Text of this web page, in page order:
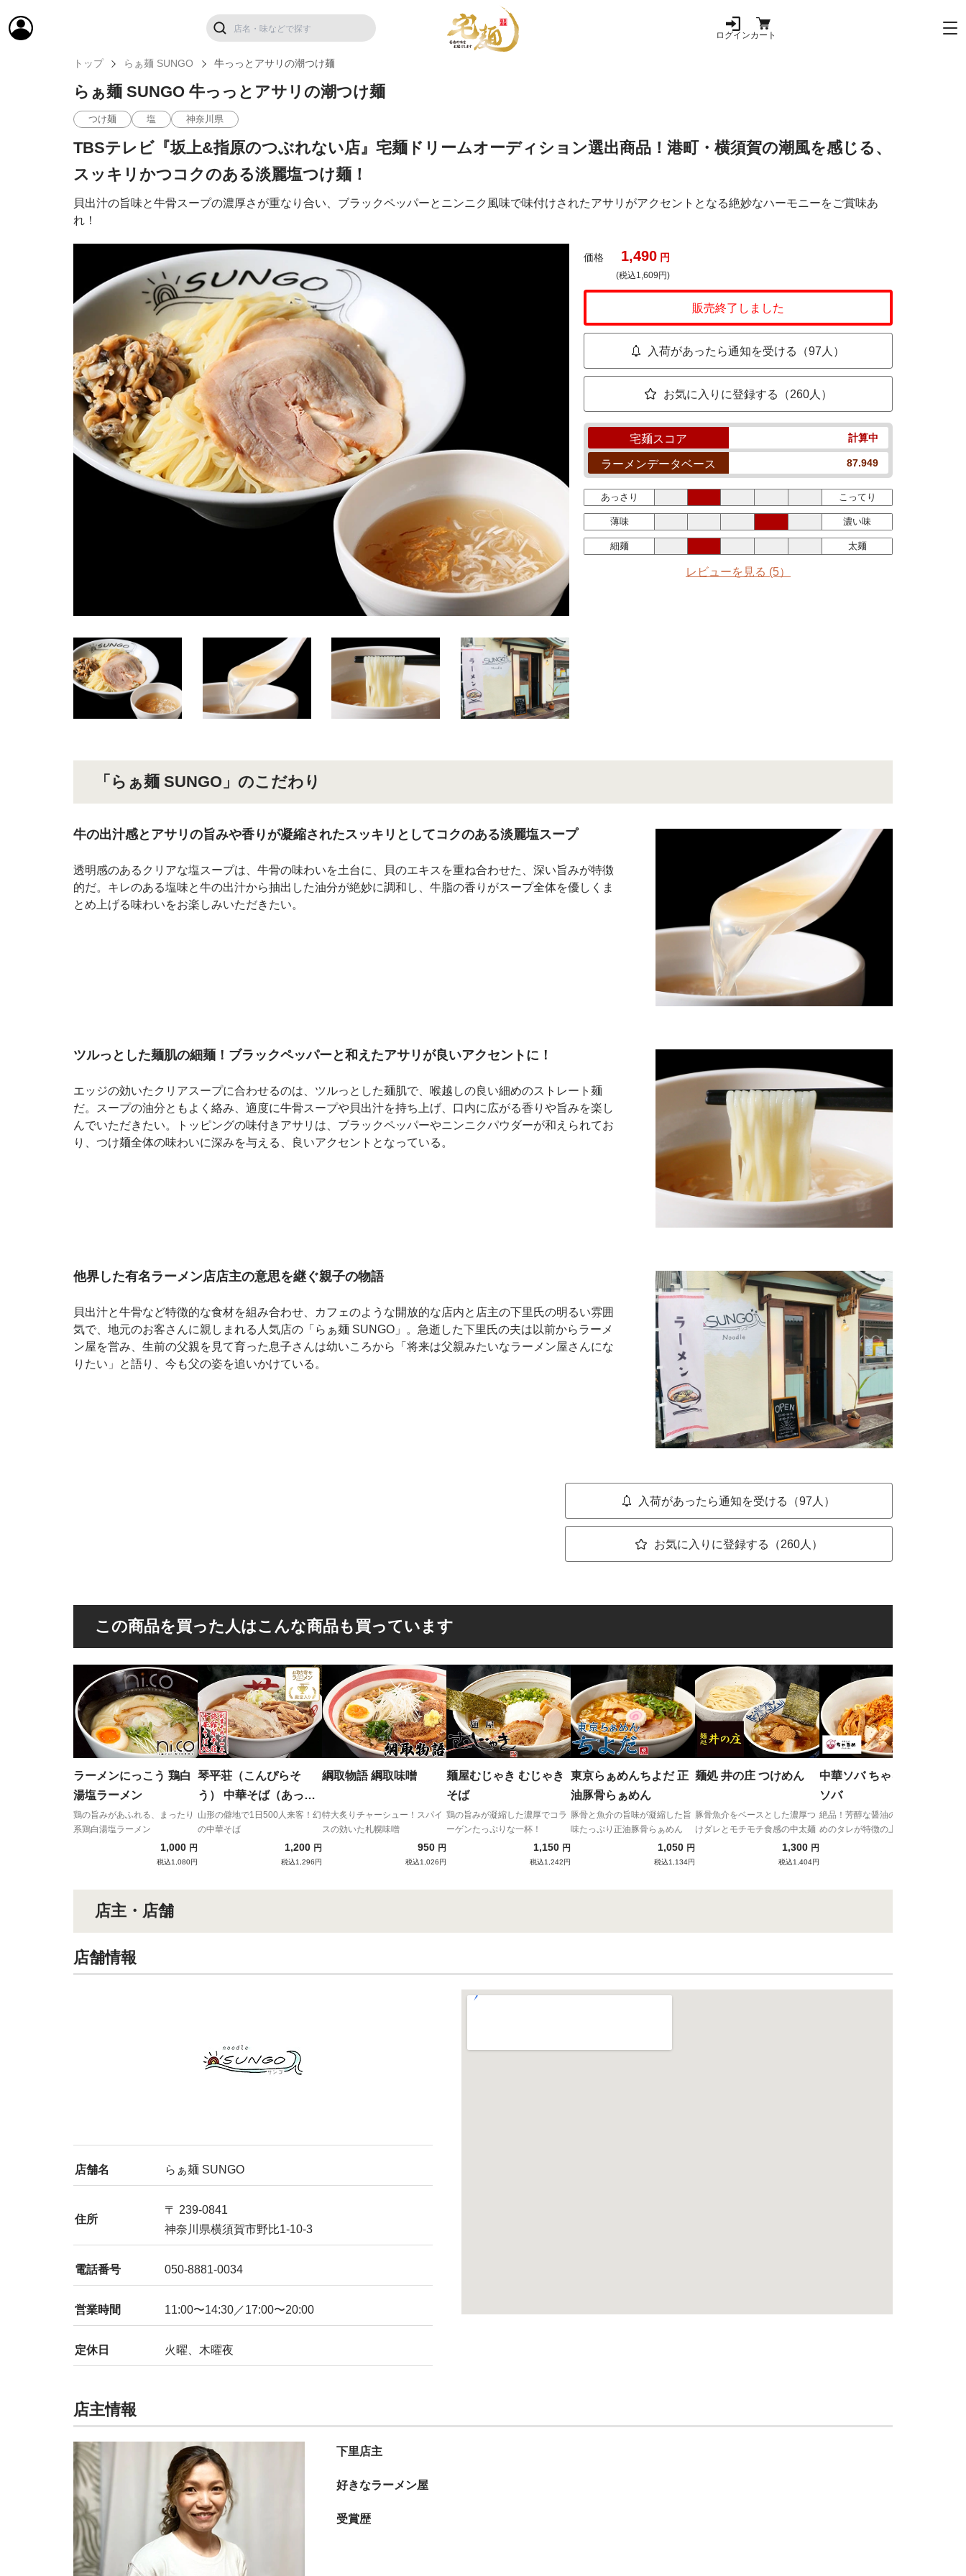
ログインカート
トップ らぁ麺 SUNGO 牛っっとアサリの潮つけ麺
らぁ麺 SUNGO 牛っっとアサリの潮つけ麺
つけ麺 塩 神奈川県
TBSテレビ『坂上&指原のつぶれない店』宅麺ドリームオーディション選出商品！港町・横須賀の潮風を感じる、
スッキリかつコクのある淡麗塩つけ麺！
貝出汁の旨味と牛骨スープの濃厚さが重なり合い、ブラックペッパーとニンニク風味で味付けされたアサリがアクセントとなる絶妙なハーモニーをご賞味あ
れ！
価格 1,490 円
(税込1,609円)
販売終了しました
入荷があったら通知を受ける（97人）
お気に入りに登録する（260人）
宅麺スコア 計算中
ラーメンデータベース 87.949
あっさり こってり
薄味 濃い味
細麺 太麺
レビューを見る (5）
「らぁ麺 SUNGO」のこだわり
牛の出汁感とアサリの旨みや香りが凝縮されたスッキリとしてコクのある淡麗塩スープ
透明感のあるクリアな塩スープは、牛骨の味わいを土台に、貝のエキスを重ね合わせた、深い旨みが特徴
的だ。キレのある塩味と牛の出汁から抽出した油分が絶妙に調和し、牛脂の香りがスープ全体を優しくま
とめ上げる味わいをお楽しみいただきたい。
ツルっとした麺肌の細麺！ブラックペッパーと和えたアサリが良いアクセントに！
エッジの効いたクリアスープに合わせるのは、ツルっとした麺肌で、喉越しの良い細めのストレート麺
だ。スープの油分ともよく絡み、適度に牛骨スープや貝出汁を持ち上げ、口内に広がる香りや旨みを楽し
んでいただきたい。トッピングの味付きアサリは、ブラックペッパーやニンニクパウダーが和えられてお
り、つけ麺全体の味わいに深みを与える、良いアクセントとなっている。
他界した有名ラーメン店店主の意思を継ぐ親子の物語
貝出汁と牛骨など特徴的な食材を組み合わせ、カフェのような開放的な店内と店主の下里氏の明るい雰囲
気で、地元のお客さんに親しまれる人気店の「らぁ麺 SUNGO」。急逝した下里氏の夫は以前からラーメ
ン屋を営み、生前の父親を見て育った息子さんは幼いころから「将来は父親みたいなラーメン屋さんにな
りたい」と語り、今も父の姿を追いかけている。
入荷があったら通知を受ける（97人）
お気に入りに登録する（260人）
この商品を買った人はこんな商品も買っています
ラーメンにっこう 鶏白
湯塩ラーメン
鶏の旨みがあふれる、まったり
系鶏白湯塩ラーメン
1,000 円
税込1,080円
琴平荘（こんぴらそ
う） 中華そば（あっさ
り）
山形の僻地で1日500人来客！幻
の中華そば
1,200 円
税込1,296円
綱取物語 綱取味噌
特大炙りチャーシュー！スパイ
スの効いた札幌味噌
950 円
税込1,026円
麺屋むじゃき むじゃき
そば
鶏の旨みが凝縮した濃厚でコラ
ーゲンたっぷりな一杯！
1,150 円
税込1,242円
東京らぁめんちよだ 正
油豚骨らぁめん
豚骨と魚介の旨味が凝縮した旨
味たっぷり正油豚骨らぁめん
1,050 円
税込1,134円
麺処 井の庄 つけめん
豚骨魚介をベースとした濃厚つ
けダレとモチモチ食感の中太麺
1,300 円
税込1,404円
中華ソバ ちゃるめ まぜ
ソバ
絶品！芳醇な醤油の香りと、甘
めのタレが特徴の上質まぜそ
店主・店舗
店舗情報
店舗名 らぁ麺 SUNGO
住所
〒 239-0841
神奈川県横須賀市野比1-10-3
電話番号 050-8881-0034
営業時間 11:00〜14:30／17:00〜20:00
定休日 火曜、木曜夜
店主情報
下里店主
好きなラーメン屋
受賞歴